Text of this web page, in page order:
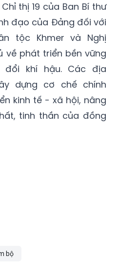
thị 19 của Ban Bí thư
đạo của Đảng đối với
tộc Khmer và Nghị
về phát triển bền vững
đổi khí hậu. Các địa
dựng cơ chế chính
kinh tế - xã hội, nâng
tinh thần của đồng
bộ